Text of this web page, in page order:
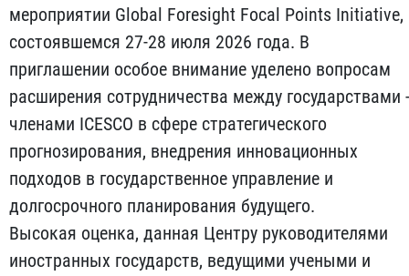
мероприятии Global Foresight Focal Points Initiative,
состоявшемся 27-28 июля 2026 года. В
приглашении особое внимание уделено вопросам
расширения сотрудничества между государствами -
членами ICESCO в сфере стратегического
прогнозирования, внедрения инновационных
подходов в государственное управление и
долгосрочного планирования будущего.
Высокая оценка, данная Центру руководителями
иностранных государств, ведущими учеными и